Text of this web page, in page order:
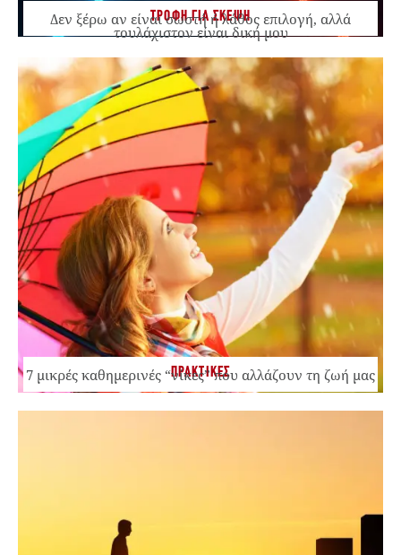
ΤΡΟΦΗ ΓΙΑ ΣΚΕΨΗ
Δεν ξέρω αν είναι σωστή ή λάθος επιλογή, αλλά
τουλάχιστον είναι δική μου
ΠΡΑΚΤΙΚΕΣ
7 μικρές καθημερινές “νίκες” που αλλάζουν τη ζωή μας